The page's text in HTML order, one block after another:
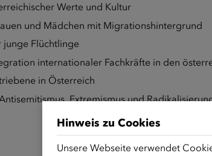
Werte und Kultur
und Mädchen mit Migrationshintergrund
junge Flüchtlinge
internationaler Fachkräfte in den
in Österreich
Extremismus und
Hinweis zu Cookies
Unsere Webseite verwendet